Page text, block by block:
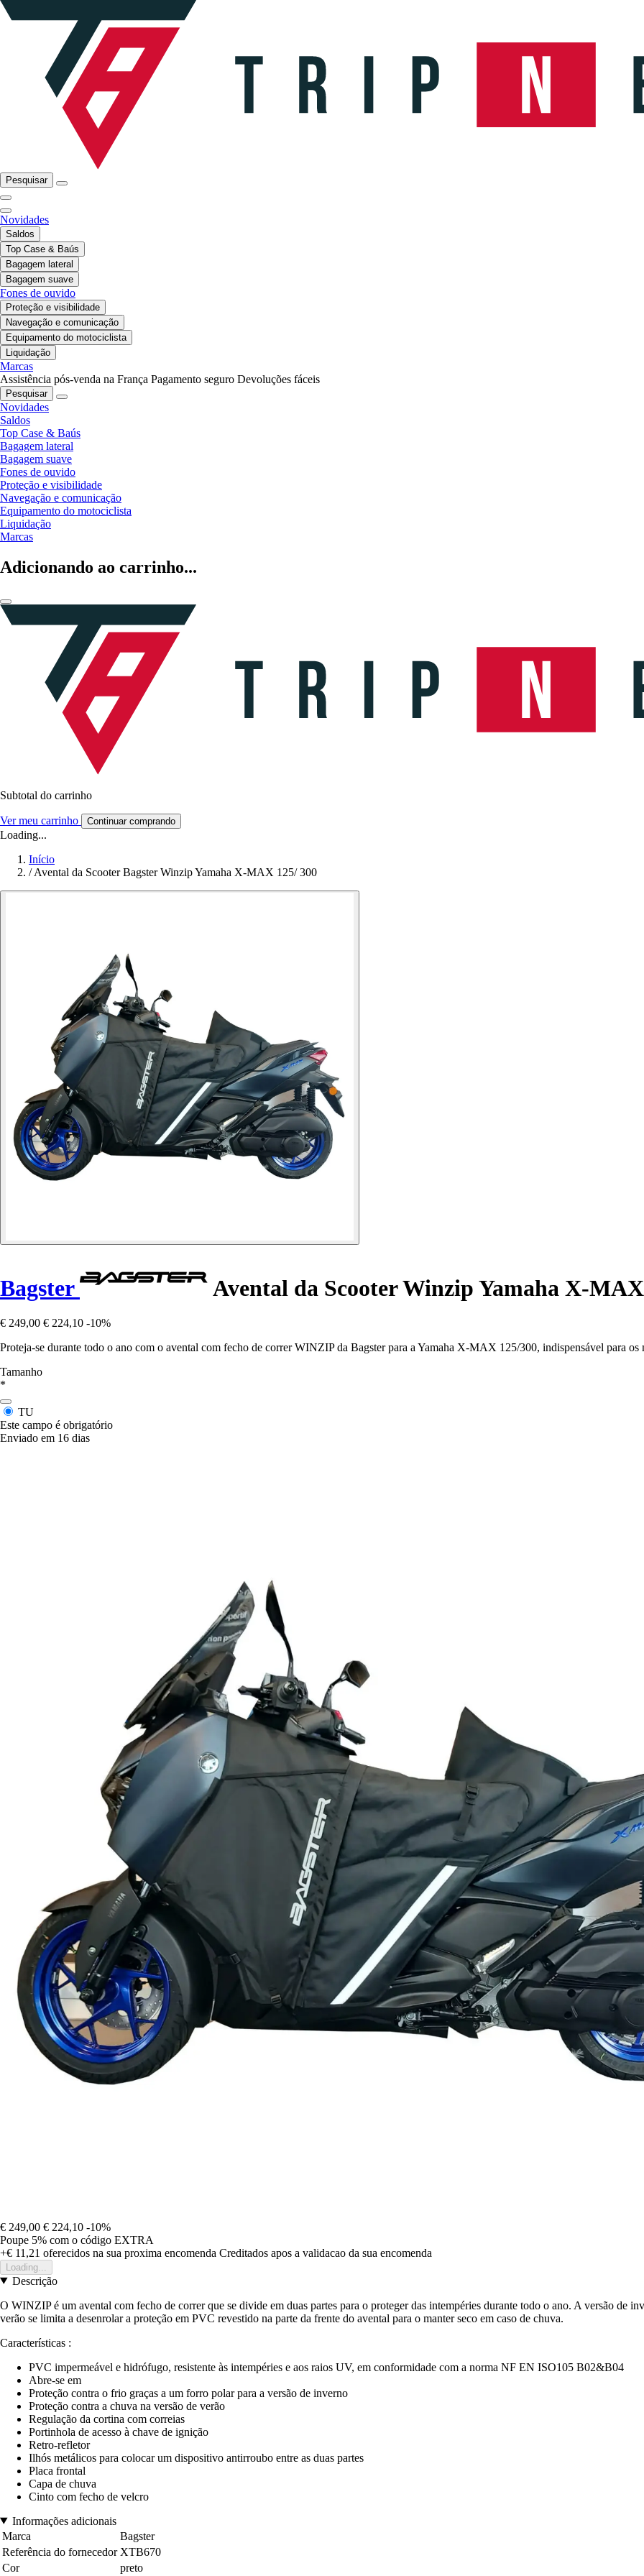
Pesquisar
Novidades
Saldos
Top Case & Baús
Bagagem lateral
Bagagem suave
Fones de ouvido
Proteção e visibilidade
Navegação e comunicação
Equipamento do motociclista
Liquidação
Marcas
Assistência pós-venda na França Pagamento seguro Devoluções fáceis
Pesquisar
Novidades
Saldos
Top Case & Baús
Bagagem lateral
Bagagem suave
Fones de ouvido
Proteção e visibilidade
Navegação e comunicação
Equipamento do motociclista
Liquidação
Marcas
Adicionando ao carrinho...
Subtotal do carrinho
Ver meu carrinho Continuar comprando
Loading...
Início
/ Avental da Scooter Bagster Winzip Yamaha X-MAX 125/ 300
Bagster Avental da Scooter Winzip Yamaha X-
€ 249,00 € 224,10 -10%
Proteja-se durante todo o ano com o avental com fecho de correr WINZIP da Bagster para a Yamaha X-MAX 125/300, indispensável para os
Tamanho
*
TU
Este campo é obrigatório
Enviado em 16 dias
€ 249,00 € 224,10 -10%
Poupe 5% com o código EXTRA
+€ 11,21 oferecidos na sua proxima encomenda Creditados apos a validacao da sua encomenda
Loading...
Descrição
O WINZIP é um avental com fecho de correr que se divide em duas partes para o proteger das intempéries durante todo o ano. A versão de
verão se limita a desenrolar a proteção em PVC revestido na parte da frente do avental para o manter seco em caso de chuva.
Características :
PVC impermeável e hidrófugo, resistente às intempéries e aos raios UV, em conformidade com a norma NF EN ISO105 B02&B04
Abre-se em
Proteção contra o frio graças a um forro polar para a versão de inverno
Proteção contra a chuva na versão de verão
Regulação da cortina com correias
Portinhola de acesso à chave de ignição
Retro-refletor
Ilhós metálicos para colocar um dispositivo antirroubo entre as duas partes
Placa frontal
Capa de chuva
Cinto com fecho de velcro
Informações adicionais
Marca
Bagster
Referência do fornecedor XTB670
Cor
preto